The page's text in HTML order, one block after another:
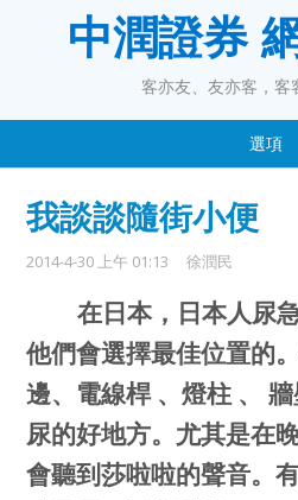
中潤證券
客亦友、友亦客，客
選項
我談談隨街小便
2014-4-30 上午 01:13 徐潤民
在日本，日本人尿
他們會選擇最佳位置的
邊、電線桿 、燈柱 、
尿的好地方。尤其是在
會聽到莎啦啦的聲音。